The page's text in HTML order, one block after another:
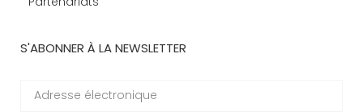
S'ABONNER À LA NEWSLETTER